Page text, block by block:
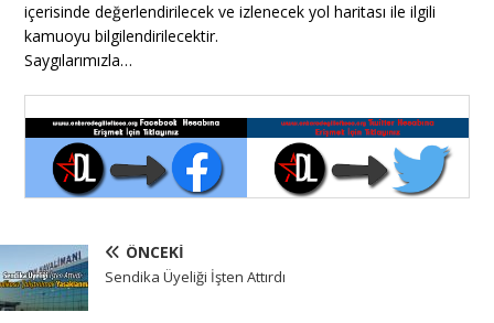
içerisinde değerlendirilecek ve izlenecek yol haritası ile ilgili
kamuoyu bilgilendirilecektir.
Saygılarımızla…
ÖNCEKI
Sendika Üyeliği İşten Attırdı